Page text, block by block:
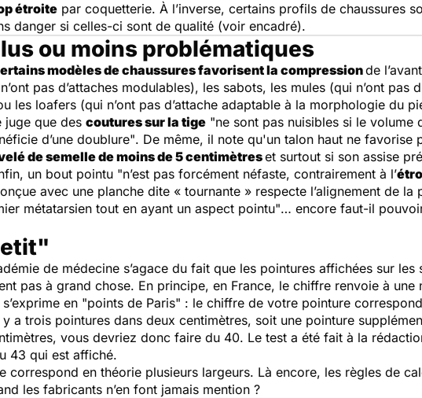
étroite par coquetterie. À l’inverse, certains profils de chaussures
danger si celles-ci sont de qualité (voir encadré).
ou moins problématiques
modèles de chaussures favorisent la compressionde
pas d’attaches modulables), les sabots, les mules (qui n’ont pas
les loafers (qui n’ont pas d’attache adaptable à la morphologie du
juge que des coutures sur la tige "ne sont pas nuisibles si le volume
d’une doublure". De même, il note qu'un talon haut ne favorise
de semelle de moins de 5 centimètreset surtout si son assise
un bout pointu "n’est pas forcément néfaste, contrairement à l’
avec une planche dite « tournante » respecte l’alignement de la
métatarsien tout en ayant un aspect pointu"… encore faut-il
de médecine s’agace du fait que les pointures affichées sur les
pas à grand chose. En principe, en France, le chiffre renvoie à une
en "points de Paris" : le chiffre de votre pointure
a trois pointures dans deux centimètres, soit une pointure
vous devriez donc faire du 40. Le test a été fait à la
43 qui est affiché.
correspond en théorie plusieurs largeurs. Là encore, les règles de
les fabricants n’en font jamais mention ?